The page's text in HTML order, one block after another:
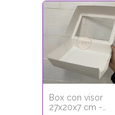
Box con visor
27x20x7 cm -